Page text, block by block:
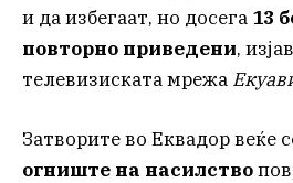
и да избегаат, но досега 13
повторно приведени,
телевизиската мрежа
Затворите во Еквадор веќе
огништe на насилство